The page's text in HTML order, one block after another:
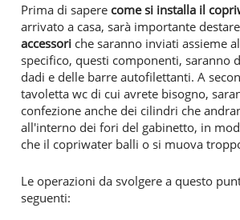
Prima di sapere come si installa il
arrivato a casa, sarà importante
accessori che saranno inviati assieme
specifico, questi componenti, saranno
dadi e delle barre autofilettanti. A
tavoletta wc di cui avrete bisogno,
confezione anche dei cilindri che
all'interno dei fori del gabinetto, in
che il copriwater balli o si muova
Le operazioni da svolgere a questo
seguenti: